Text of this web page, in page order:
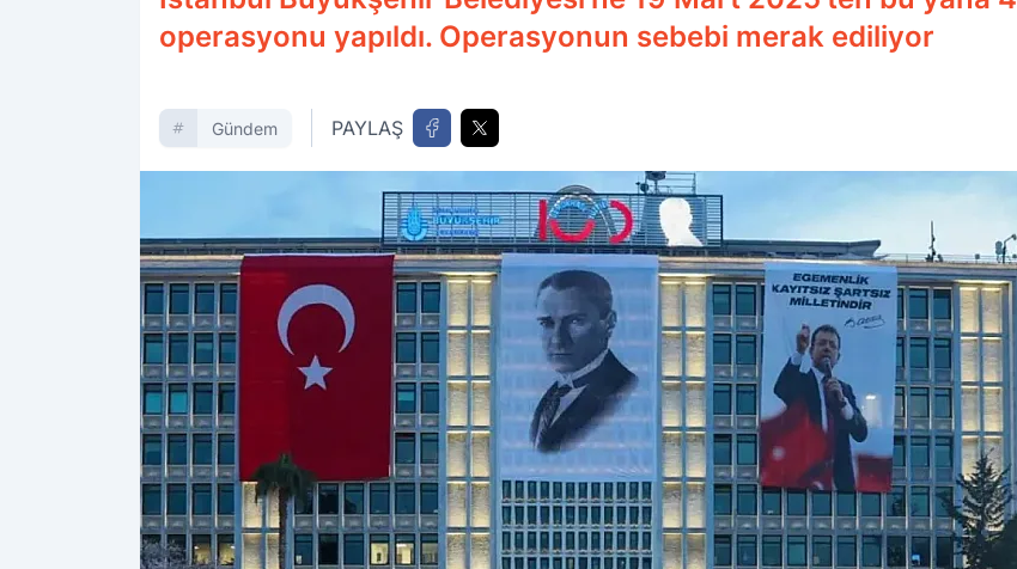
operasyonu yapıldı. Operasyonun sebebi merak ediliyor
Gündem PAYLAŞ